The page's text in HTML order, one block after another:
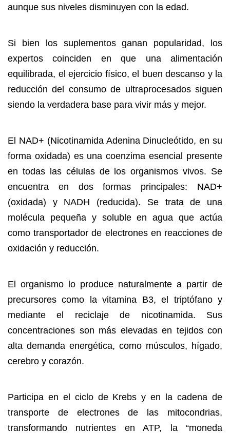
aunque sus niveles disminuyen con la edad.
Si bien los suplementos ganan popularidad, los
expertos coinciden en que una alimentación
equilibrada, el ejercicio físico, el buen descanso y la
reducción del consumo de ultraprocesados siguen
siendo la verdadera base para vivir más y mejor.
El NAD+ (Nicotinamida Adenina Dinucleótido, en su
forma oxidada) es una coenzima esencial presente
en todas las células de los organismos vivos. Se
encuentra en dos formas principales: NAD+
(oxidada) y NADH (reducida). Se trata de una
molécula pequeña y soluble en agua que actúa
como transportador de electrones en reacciones de
oxidación y reducción.
El organismo lo produce naturalmente a partir de
precursores como la vitamina B3, el triptófano y
mediante el reciclaje de nicotinamida. Sus
concentraciones son más elevadas en tejidos con
alta demanda energética, como músculos, hígado,
cerebro y corazón.
Participa en el ciclo de Krebs y en la cadena de
transporte de electrones de las mitocondrias,
transformando nutrientes en ATP, la “moneda